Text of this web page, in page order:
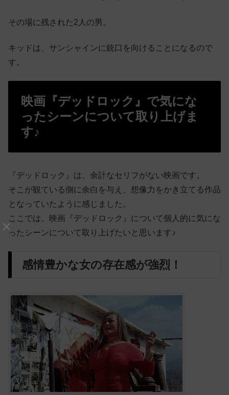
その場に残された2人の男。
キッドは、サンシャインに銃口を向けることになるので
す。
映画『デッドロック』で気にな
ったシーンについて取り上げま
す♪
『デッドロック』は、余計なセリフがない映画です。
そこが観ている側に余白を与え、想像力をかき立てる作品
となっていたように感じました。
ここでは、映画『デッドロック』について個人的に気にな
ったシーンについて取り上げたいと思います♪
感情豊かな女の存在感が強烈！